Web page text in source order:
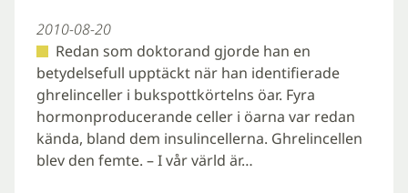
2010-08-20
Redan som doktorand gjorde han en
betydelsefull upptäckt när han identifierade
ghrelinceller i bukspottkörtelns öar. Fyra
hormonproducerande celler i öarna var redan
kända, bland dem insulincellerna. Ghrelincellen
blev den femte. – I vår värld är…